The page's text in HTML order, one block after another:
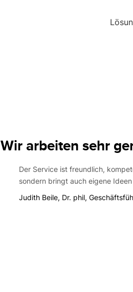
Wir arbeiten sehr
Der Service ist freundlich,
sondern bringt auch eigene Ideen
Judith Beile, Dr. phil,